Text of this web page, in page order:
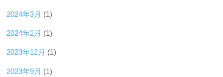
2024年3月 (1)
2024年2月 (1)
2023年12月 (1)
2023年9月 (1)